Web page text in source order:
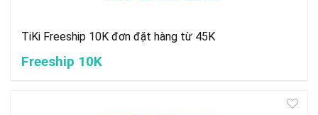
TiKi Freeship 10K đơn đặt hàng từ 45K
Freeship 10K